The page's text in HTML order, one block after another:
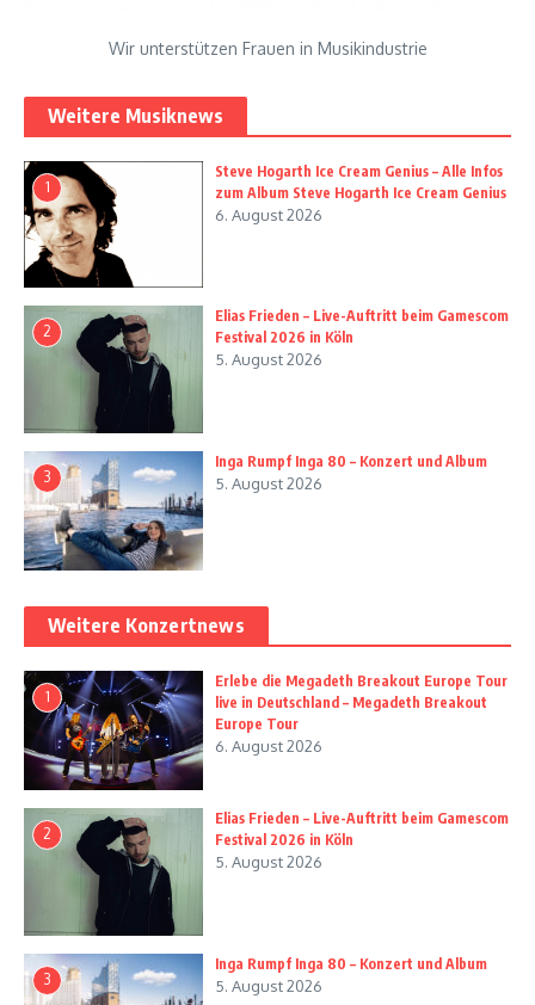
Wir unterstützen Frauen in Musikindustrie
Weitere Musiknews
1
Steve Hogarth Ice Cream Genius – Alle Infos
zum Album Steve Hogarth Ice Cream Genius
6. August 2026
2
Elias Frieden – Live-Auftritt beim Gamescom
Festival 2026 in Köln
5. August 2026
3
Inga Rumpf Inga 80 – Konzert und Album
5. August 2026
Weitere Konzertnews
1
Erlebe die Megadeth Breakout Europe Tour
live in Deutschland – Megadeth Breakout
Europe Tour
6. August 2026
2
Elias Frieden – Live-Auftritt beim Gamescom
Festival 2026 in Köln
5. August 2026
3
Inga Rumpf Inga 80 – Konzert und Album
5. August 2026